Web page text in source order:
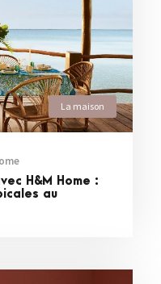
La maison
H&M Home :
au